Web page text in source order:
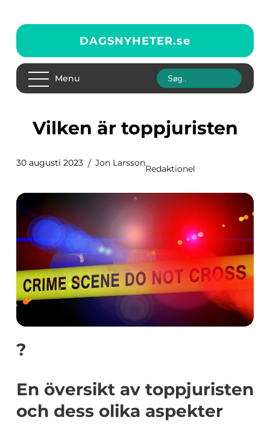
DAGSNYHETER.se
Menu
Vilken är toppjuristen
30 augusti 2023 Jon Larsson
Redaktionel
?
En översikt av toppjuristen
och dess olika aspekter